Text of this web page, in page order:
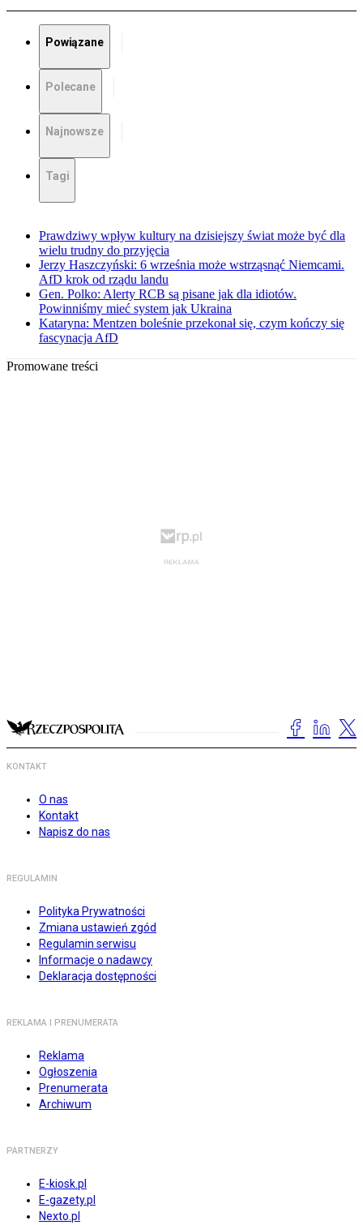
Powiązane
Polecane
Najnowsze
Tagi
Prawdziwy wpływ kultury na dzisiejszy świat może być dla
wielu trudny do przyjęcia
Jerzy Haszczyński: 6 września może wstrząsnąć Niemcami.
AfD krok od rządu landu
Gen. Polko: Alerty RCB są pisane jak dla idiotów.
Powinniśmy mieć system jak Ukraina
Kataryna: Mentzen boleśnie przekonał się, czym kończy się
fascynacja AfD
Promowane treści
KONTAKT
O nas
Kontakt
Napisz do nas
REGULAMIN
Polityka Prywatności
Zmiana ustawień zgód
Regulamin serwisu
Informacje o nadawcy
Deklaracja dostępności
REKLAMA I PRENUMERATA
Reklama
Ogłoszenia
Prenumerata
Archiwum
PARTNERZY
E-kiosk.pl
E-gazety.pl
Nexto.pl